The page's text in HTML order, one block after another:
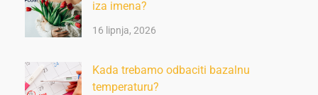
iza imena?
16 lipnja, 2026
Kada trebamo odbaciti bazalnu
temperaturu?